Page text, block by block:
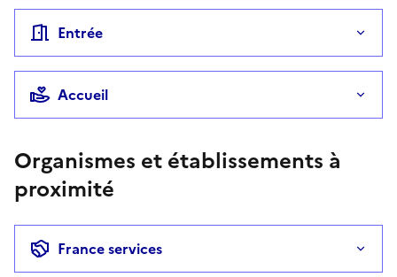
Entrée
Accueil
Organismes et établissements à
proximité
France services